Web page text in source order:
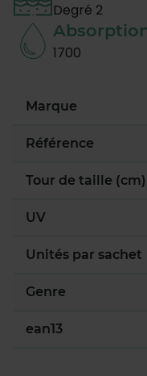
Degré 2
1700
Marque
Référence
Tour de taille (cm)
UV
Unités par sachet
Genre
ean13